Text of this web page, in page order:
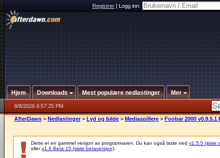
Registrer|Logg inn:
Hjem Downloads Mest populære nedlastinger Mer
8/8/2026 6:57:25 PM
AfterDawn > Nedlastinger > Lyd og bilde > Mediaspillere > Foobar 2000 v0.9.5.1
Dette er en gammel versjon av programvaren. Du kan også laste ned v1.5.5 (siste
ellerv1.6 Beta 15 (siste betaversjon)